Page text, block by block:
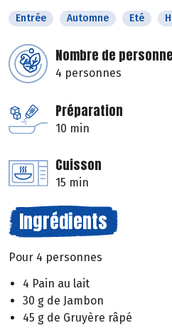
Entrée Automne Eté
Nombre de
4 personnes
Préparation
10 min
Cuisson
15 min
Ingrédients
Pour 4 personnes
4 Pain au lait
30 g de Jambon
45 g de Gruyère râpé